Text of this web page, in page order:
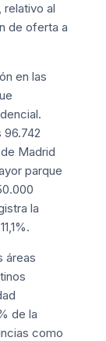
relativo al
de oferta a
en las
96.742
Madrid
parque
la
áreas
de la
como